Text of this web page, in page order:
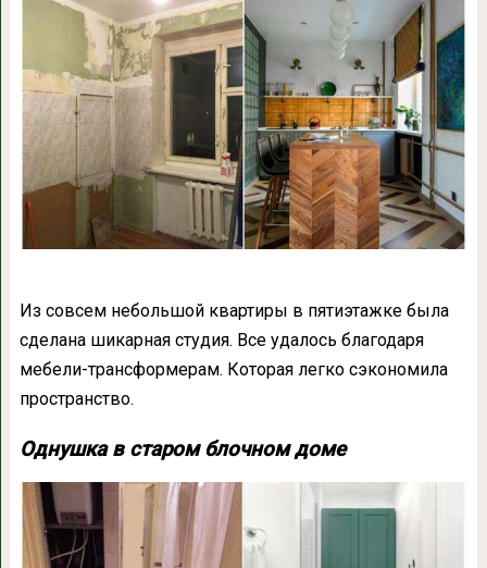
Из совсем небольшой квартиры в пятиэтажке была
сделана шикарная студия. Все удалось благодаря
мебели-трансформерам. Которая легко сэкономила
пространство.
Однушка в старом блочном доме